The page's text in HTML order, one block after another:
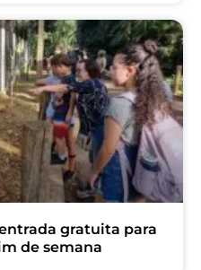
gratuita para
de semana